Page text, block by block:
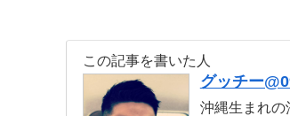
この記事を書いた人
グッチー
沖縄生まれの